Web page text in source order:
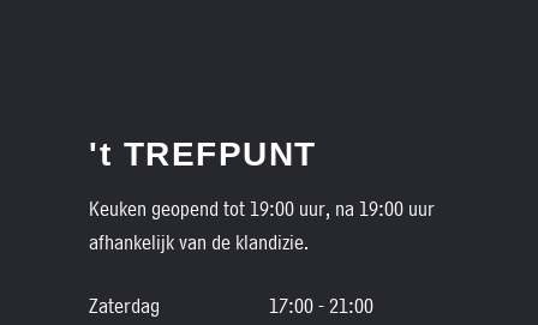
't TREFPUNT
Keuken geopend tot 19:00 uur, na 19:00 uur
afhankelijk van de klandizie.
Zaterdag
17:00 - 21:00